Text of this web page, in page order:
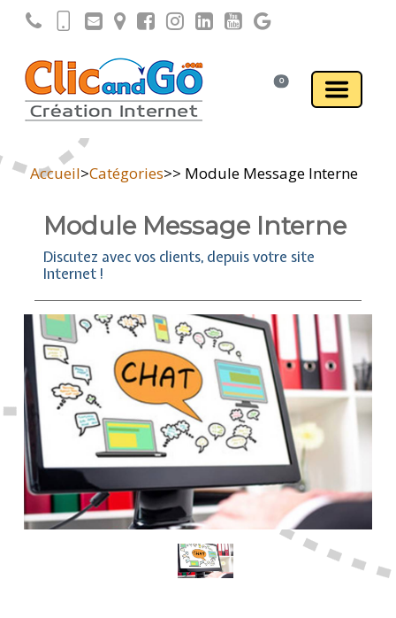
0
Accueil>Catégories>> Module Message Interne
Module Message Interne
Discutez avec vos clients, depuis votre site
Internet !